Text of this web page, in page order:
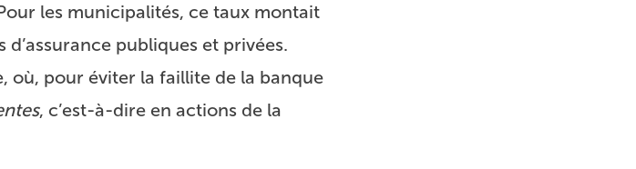
les municipalités, ce taux montait
publiques et privées.
où, pour éviter la faillite de la banque
, c’est-à-dire en actions de la